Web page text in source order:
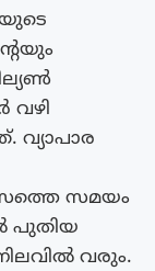
വഴി
വ്യാപാര
സമയം
പുതിയ
വരും.